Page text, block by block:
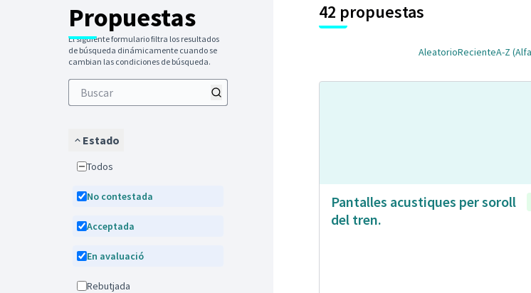
Propuestas
El siguiente formulario filtra los resultados
de búsqueda dinámicamente cuando se
cambian las condiciones de búsqueda.
Estado
Todos
No contestada
Acceptada
En avaluació
Rebutjada
42 propuestas
AleatorioRecienteA-Z
Pantalles acustiques per soroll
del tren.